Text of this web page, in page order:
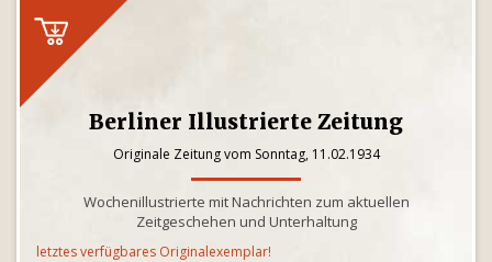
Berliner Illustrierte Zeitung
Originale Zeitung vom Sonntag, 11.02.1934
Wochenillustrierte mit Nachrichten zum aktuellen
Zeitgeschehen und Unterhaltung
letztes verfügbares Originalexemplar!